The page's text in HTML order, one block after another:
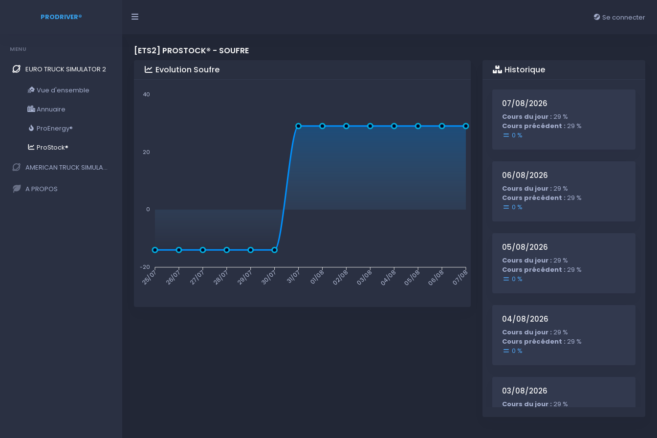
PRODRIVER® Se connecter
MENU
EURO TRUCK SIMULATOR 2
Vue d'ensemble
Annuaire
ProEnergy®
ProStock®
AMERICAN TRUCK SIMULATOR
A PROPOS
[ETS2] PROSTOCK® - SOUFRE
Evolution Soufre
40
20
0
-20
25/07 26/07 27/07 28/07 29/07 30/07 31/07 01/08 02/08 03/08 04/08 05/08 06/08 07/08
Historique
07/08/2026
Cours du jour : 29 %
Cours précédent : 29 %
0 %
06/08/2026
Cours du jour : 29 %
Cours précédent : 29 %
0 %
05/08/2026
Cours du jour : 29 %
Cours précédent : 29 %
0 %
04/08/2026
Cours du jour : 29 %
Cours précédent : 29 %
0 %
03/08/2026
Cours du jour : 29 %